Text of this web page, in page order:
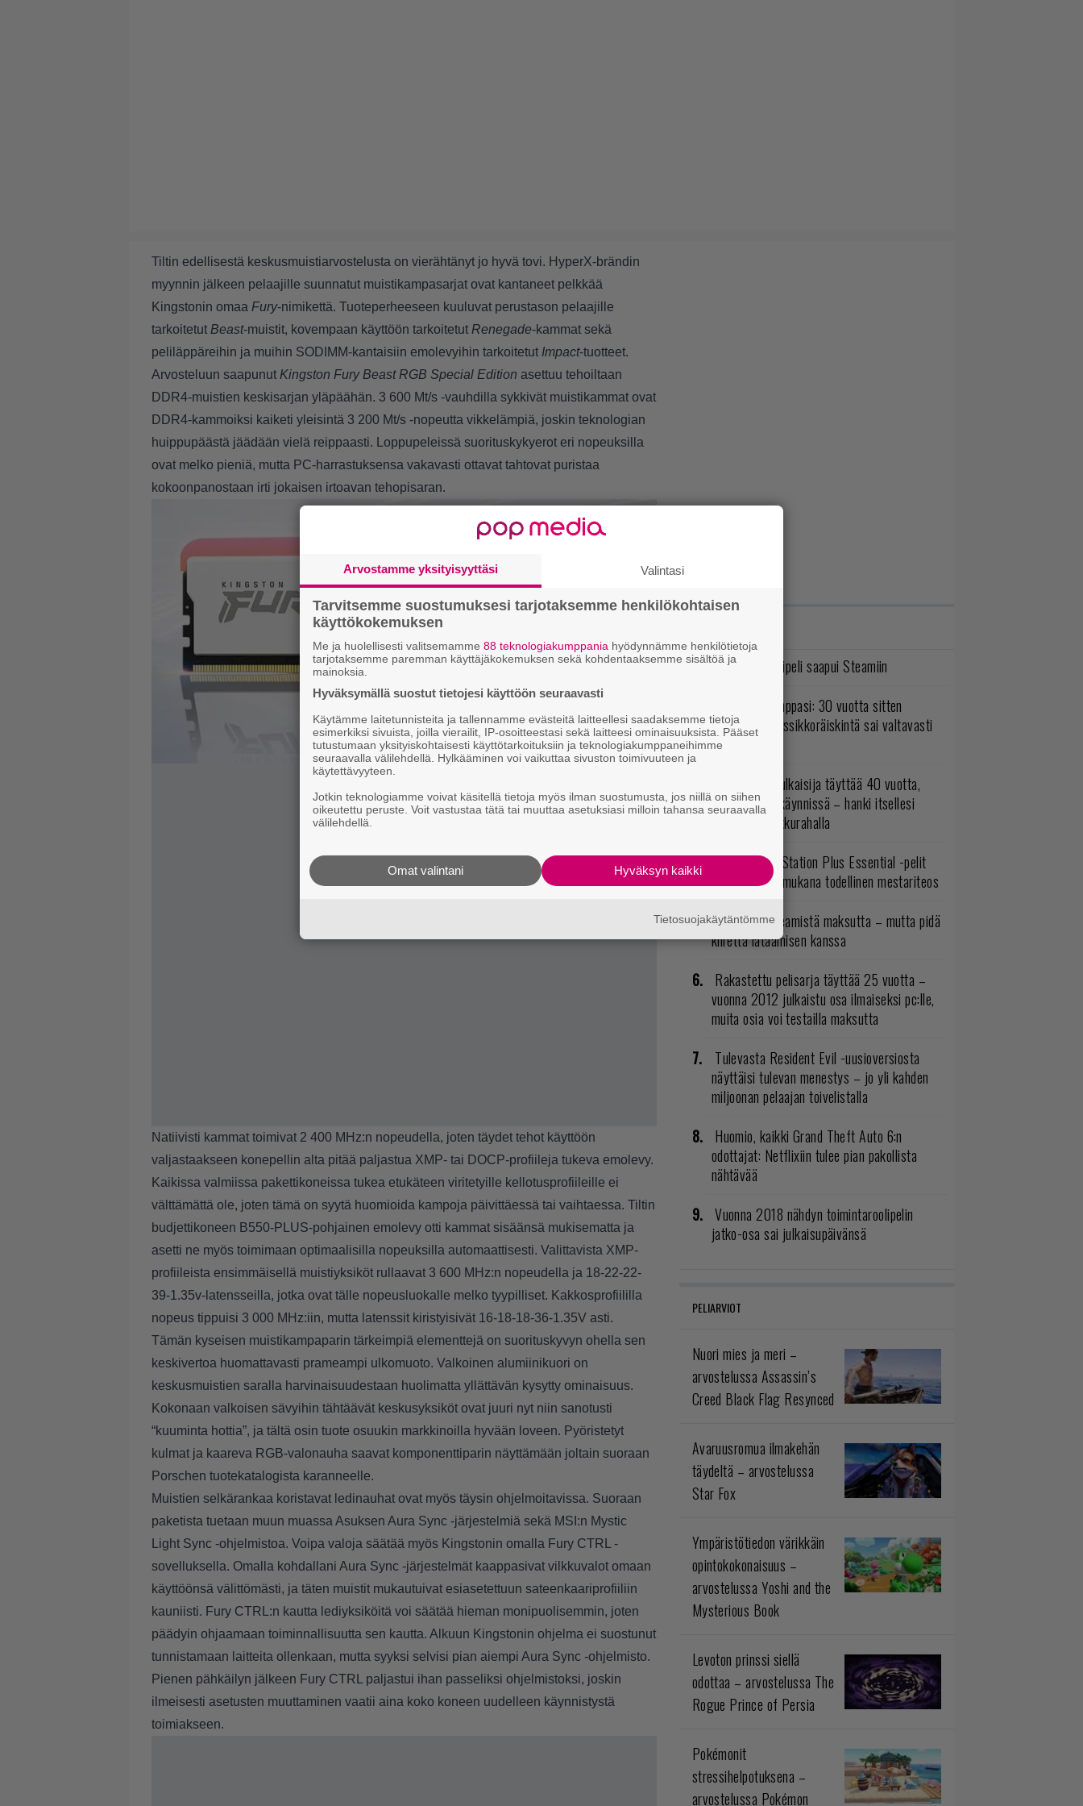
Tiltin edellisestä keskusmuistiarvostelusta on vierähtänyt jo hyvä tovi. HyperX-brändin
myynnin jälkeen pelaajille suunnatut muistikampasarjat ovat kantaneet pelkkää
Kingstonin omaa Fury-nimikettä. Tuoteperheeseen kuuluvat perustason pelaajille
tarkoitetut Beast-muistit, kovempaan käyttöön tarkoitetut Renegade-kammat sekä
peliläppäreihin ja muihin SODIMM-kantaisiin emolevyihin tarkoitetut Impact-tuotteet.
Arvosteluun saapunut Kingston Fury Beast RGB Special Edition asettuu tehoiltaan
DDR4-muistien keskisarjan yläpäähän. 3 600 Mt/s -vauhdilla sykkivät muistikammat ovat
DDR4-kammoiksi kaiketi yleisintä 3 200 Mt/s -nopeutta vikkelämpiä, joskin teknologian
huippupäästä jäädään vielä reippaasti. Loppupeleissä suorituskykyerot eri nopeuksilla
ovat melko pieniä, mutta PC-harrastuksensa vakavasti ottavat tahtovat puristaa
kokoonpanostaan irti jokaisen irtoavan tehopisaran.
Natiivisti kammat toimivat 2 400 MHz:n nopeudella, joten täydet tehot käyttöön
valjastaakseen konepellin alta pitää paljastua XMP- tai DOCP-profiileja tukeva emolevy.
Kaikissa valmiissa pakettikoneissa tukea etukäteen viritetyille kellotusprofiileille ei
välttämättä ole, joten tämä on syytä huomioida kampoja päivittäessä tai vaihtaessa. Tiltin
budjettikoneen B550-PLUS-pohjainen emolevy otti kammat sisäänsä mukisematta ja
asetti ne myös toimimaan optimaalisilla nopeuksilla automaattisesti. Valittavista XMP-
profiileista ensimmäisellä muistiyksiköt rullaavat 3 600 MHz:n nopeudella ja 18-22-22-
39-1.35v-latensseilla, jotka ovat tälle nopeusluokalle melko tyypilliset. Kakkosprofiililla
nopeus tippuisi 3 000 MHz:iin, mutta latenssit kiristyisivät 16-18-18-36-1.35V asti.
Tämän kyseisen muistikampaparin tärkeimpiä elementtejä on suorituskyvyn ohella sen
keskivertoa huomattavasti prameampi ulkomuoto. Valkoinen alumiinikuori on
keskusmuistien saralla harvinaisuudestaan huolimatta yllättävän kysytty ominaisuus.
Kokonaan valkoisen sävyihin tähtäävät keskusyksiköt ovat juuri nyt niin sanotusti
“kuuminta hottia”, ja tältä osin tuote osuukin markkinoilla hyvään loveen. Pyöristetyt
kulmat ja kaareva RGB-valonauha saavat komponenttiparin näyttämään joltain suoraan
Porschen tuotekatalogista karanneelle.
Muistien selkärankaa koristavat ledinauhat ovat myös täysin ohjelmoitavissa. Suoraan
paketista tuetaan muun muassa Asuksen Aura Sync -järjestelmiä sekä MSI:n Mystic
Light Sync -ohjelmistoa. Voipa valoja säätää myös Kingstonin omalla Fury CTRL -
sovelluksella. Omalla kohdallani Aura Sync -järjestelmät kaappasivat vilkkuvalot omaan
käyttöönsä välittömästi, ja täten muistit mukautuivat esiasetettuun sateenkaariprofiiliin
kauniisti. Fury CTRL:n kautta lediyksiköitä voi säätää hieman monipuolisemmin, joten
päädyin ohjaamaan toiminnallisuutta sen kautta. Alkuun Kingstonin ohjelma ei suostunut
tunnistamaan laitteita ollenkaan, mutta syyksi selvisi pian aiempi Aura Sync -ohjelmisto.
Pienen pähkäilyn jälkeen Fury CTRL paljastui ihan passeliksi ohjelmistoksi, joskin
ilmeisesti asetusten muuttaminen vaatii aina koko koneen uudelleen käynnistystä
toimiakseen.
Ubisoftin hittipeli saapui Steamiin
No johan pomppasi: 30 vuotta sitten
ilmestynyt klassikkoräiskintä sai valtavasti
lisää sisältöä
Rakastettu julkaisija täyttää 40 vuotta,
valtavat alet käynnissä – hanki itsellesi
klassikoita pikkurahalla
Elokuun PlayStation Plus Essential -pelit
ilmestyivät – mukana todellinen mestariteos
Loistopeli Steamistä maksutta – mutta pidä
kiirettä lataamisen kanssa
Rakastettu pelisarja täyttää 25 vuotta –
vuonna 2012 julkaistu osa ilmaiseksi pc:lle,
muita osia voi testailla maksutta
Tulevasta Resident Evil -uusioversiosta
näyttäisi tulevan menestys – jo yli kahden
miljoonan pelaajan toivelistalla
Huomio, kaikki Grand Theft Auto 6:n
odottajat: Netflixiin tulee pian pakollista
nähtävää
Vuonna 2018 nähdyn toimintaroolipelin
jatko-osa sai julkaisupäivänsä
PELIARVIOT
Nuori mies ja meri –
arvostelussa Assassin’s
Creed Black Flag Resynced
Avaruusromua ilmakehän
täydeltä – arvostelussa
Star Fox
Ympäristötiedon värikkäin
opintokokonaisuus –
arvostelussa Yoshi and the
Mysterious Book
Levoton prinssi siellä
odottaa – arvostelussa The
Rogue Prince of Persia
Pokémonit
stressihelpotuksena –
arvostelussa Pokémon
Arvostamme yksityisyyttäsi Valintasi
Tarvitsemme suostumuksesi tarjotaksemme henkilökohtaisen
käyttökokemuksen
Me ja huolellisesti valitsemamme 88 teknologiakumppania hyödynnämme henkilötietoja
tarjotaksemme paremman käyttäjäkokemuksen sekä kohdentaaksemme sisältöä ja
mainoksia.
Hyväksymällä suostut tietojesi käyttöön seuraavasti
Käytämme laitetunnisteita ja tallennamme evästeitä laitteellesi saadaksemme tietoja
esimerkiksi sivuista, joilla vierailit, IP-osoitteestasi sekä laitteesi ominaisuuksista. Pääset
tutustumaan yksityiskohtaisesti käyttötarkoituksiin ja teknologiakumppaneihimme
seuraavalla välilehdellä. Hylkääminen voi vaikuttaa sivuston toimivuuteen ja
käytettävyyteen.
Jotkin teknologiamme voivat käsitellä tietoja myös ilman suostumusta, jos niillä on siihen
oikeutettu peruste. Voit vastustaa tätä tai muuttaa asetuksiasi milloin tahansa seuraavalla
välilehdellä.
Hyväksyn kaikki
Omat valintani
Tietosuojakäytäntömme